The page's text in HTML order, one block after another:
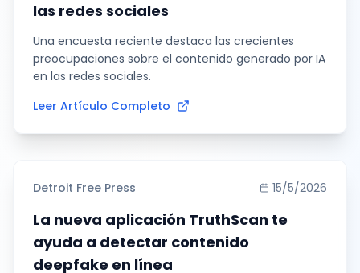
las redes sociales
Una encuesta reciente destaca las crecientes
preocupaciones sobre el contenido generado por IA
en las redes sociales.
Leer Artículo Completo
Detroit Free Press 15/5/2026
La nueva aplicación TruthScan te
ayuda a detectar contenido
deepfake en línea